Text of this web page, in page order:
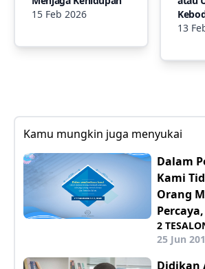
15 Feb 2026
13
Kamu mungkin juga menyukai
Dalam
Kami
Orang
2
25 Jun
Didikan